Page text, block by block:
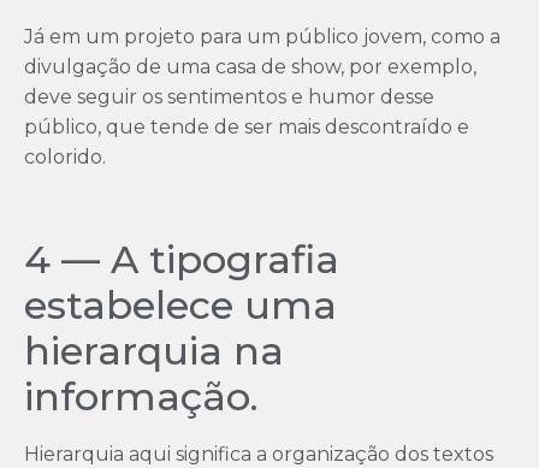
Já em um projeto para um público jovem, como a
divulgação de uma casa de show, por exemplo,
deve seguir os sentimentos e humor desse
público, que tende de ser mais descontraído e
colorido.
4 — A tipografia
estabelece uma
hierarquia na
informação.
Hierarquia aqui significa a organização dos textos